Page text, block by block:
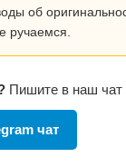
об
ручаемся.
Пишите в наш чат
чат